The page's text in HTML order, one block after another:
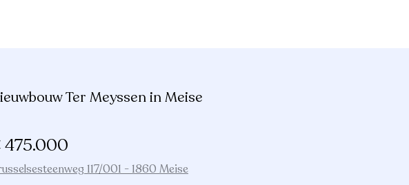
Ter Meyssen in Meise
475.000
117/001 - 1860 Meise